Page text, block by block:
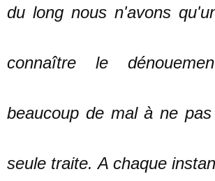
du long nous n'avons
connaître le
beaucoup de mal à ne
seule traite. A chaque